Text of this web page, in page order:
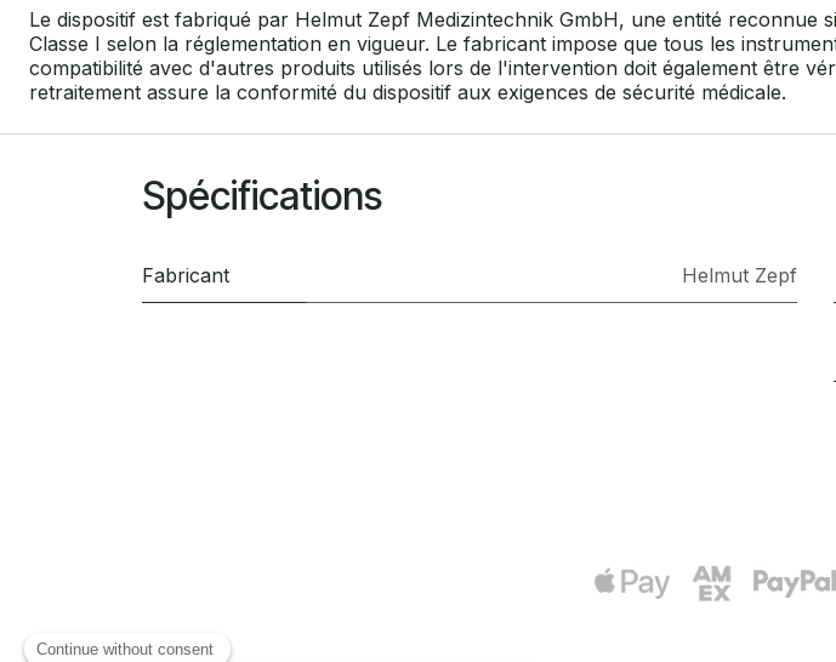
Le dispositif est fabriqué par Helmut Zepf Medizintechnik GmbH, une entité reconnue
Classe I selon la réglementation en vigueur. Le fabricant impose que tous les
compatibilité avec d'autres produits utilisés lors de l'intervention doit également être
retraitement assure la conformité du dispositif aux exigences de sécurité médicale.
Spécifications
Fabricant Helmut Zepf